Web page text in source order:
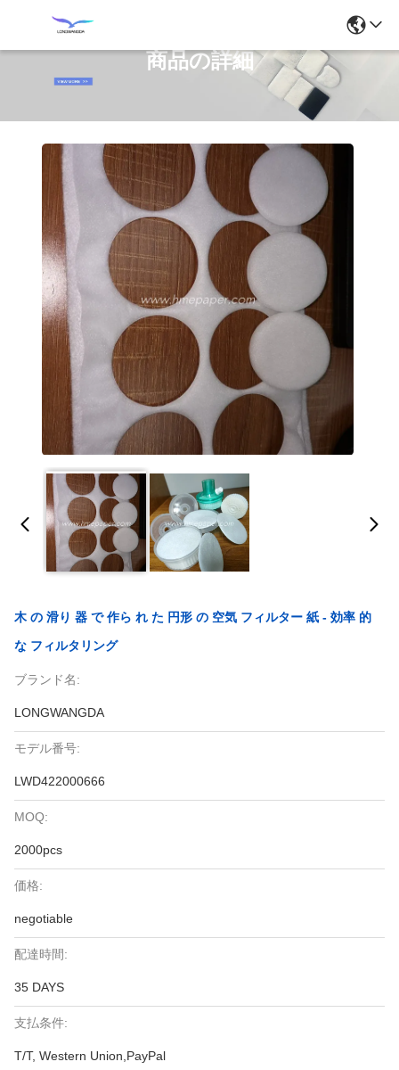
商品の詳細
木 の 滑り 器 で 作ら れ た 円形 の 空気 フィルター 紙 - 効率 的
な フィルタリング
ブランド名:
LONGWANGDA
モデル番号:
LWD422000666
MOQ:
2000pcs
価格:
negotiable
配達時間:
35 DAYS
支払条件:
T/T, Western Union,PayPal